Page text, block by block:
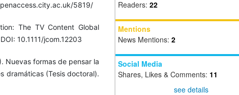
5819/
The TV Content Global
10.1111/jcom.12203
Nuevas formas de pensar la
dramáticas (Tesis doctoral).
Readers: 22
Mentions
News Mentions: 2
Social Media
Shares, Likes & Comments: 11
see details